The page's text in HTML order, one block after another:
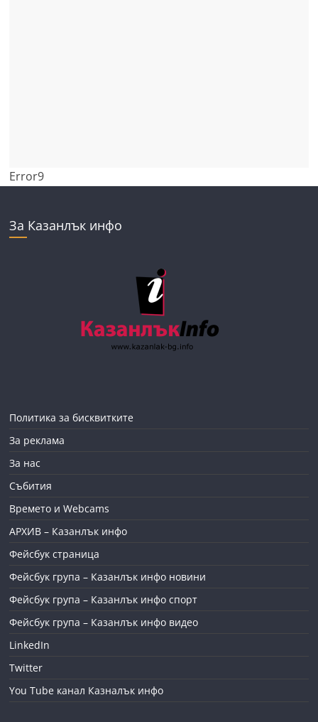
Error9
За Казанлък инфо
Политика за бисквитките
За реклама
За нас
Събития
Времето и Webcams
АРХИВ – Казанлък инфо
Фейсбук страница
Фейсбук група – Казанлък инфо новини
Фейсбук група – Казанлък инфо спорт
Фейсбук група – Казанлък инфо видео
LinkedIn
Twitter
You Tube канал Казналък инфо